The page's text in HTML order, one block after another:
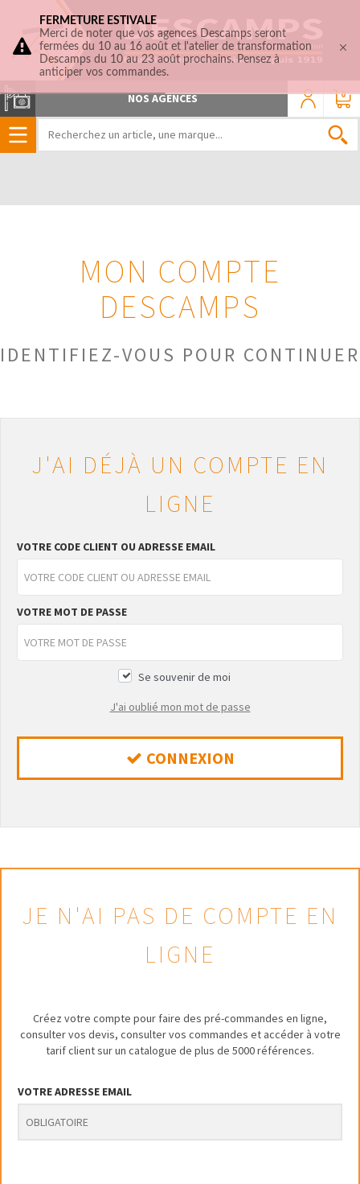
0
NOS AGENCES
MON COMPTE
DESCAMPS
IDENTIFIEZ-VOUS POUR CONTINUER
J'AI DÉJÀ UN COMPTE EN
LIGNE
VOTRE CODE CLIENT OU ADRESSE EMAIL
VOTRE MOT DE PASSE
Se souvenir de moi
J'ai oublié mon mot de passe
CONNEXION
JE N'AI PAS DE COMPTE EN
LIGNE
Créez votre compte pour faire des pré-commandes en ligne,
consulter vos devis, consulter vos commandes et accéder à votre
tarif client sur un catalogue de plus de 5000 références.
VOTRE ADRESSE EMAIL
FERMETURE ESTIVALE
Merci de noter que vos agences Descamps seront
fermées du 10 au 16 août et l'atelier de transformation
Descamps du 10 au 23 août prochains. Pensez à
anticiper vos commandes.